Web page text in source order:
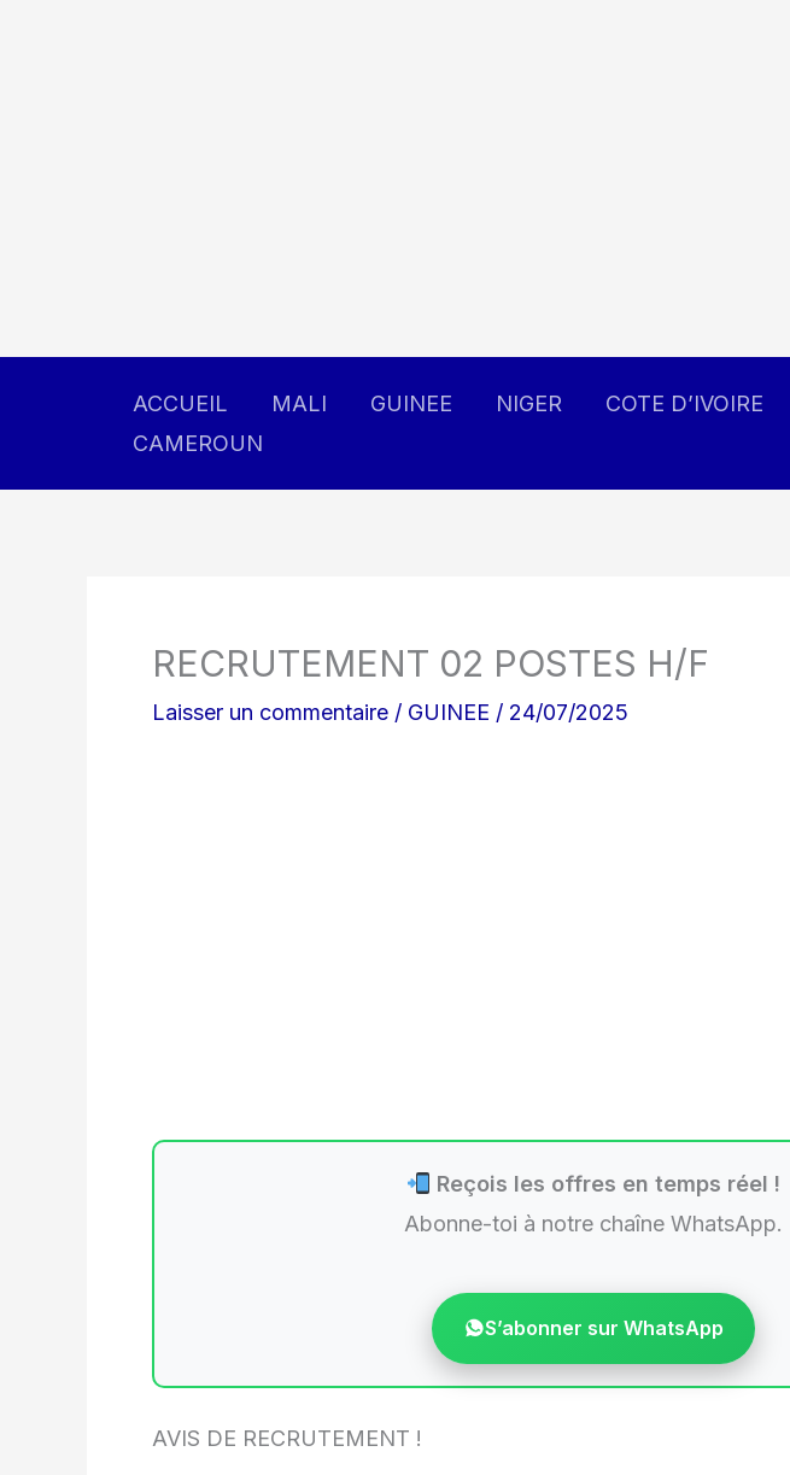
ACCUEIL MALI GUINEE NIGER COTE D’IVOIRE
CAMEROUN
RECRUTEMENT 02 POSTES H/F
Laisser un commentaire / GUINEE / 24/07/2025
Reçois les offres en temps réel !
Abonne-toi à notre chaîne WhatsApp.
S’abonner sur WhatsApp
AVIS DE RECRUTEMENT !